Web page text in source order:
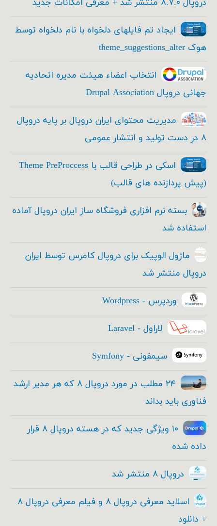
دروپال ۸.۷.۰ منتشر شد + معرفی امکانات جدید
ایجاد تم فایلهای دلخواه با نام دلخواه توسط
هوک theme_suggestions_alter
انتخاب اعضاء هیئت مدیره اتحادیه
جهانی دروپال Drupal Association
مدیریت محتوای ایران دروپال بر پایه دروپال
۸ در دست تولید و انتشار عمومی
اسکی در طراحی قالب با Theme PreProccess
(پیش پردازنده های قالب)
بسته نرم افزاری فروشگاه ساز ایران دروپال آماده
استفاده شد
ماژول الوپیک برای دروپال کامرس توسط ایران
دروپال منتشر شد
وردپرس - Wordpress
لاراول - Laravel
سیمفونی - Symfony
۲۴ مطلب در مورد دروپال ۸ که هر مدیر ارشد
فناوری باید بداند
۱۰ ویژگی جدید که در هسته دروپال ۸ قرار
داده شده
دروپال ۸ منتشر شد
اسلاید معرفی دروپال ۸ و فیلم معرفی دروپال ۸
+ دانلود